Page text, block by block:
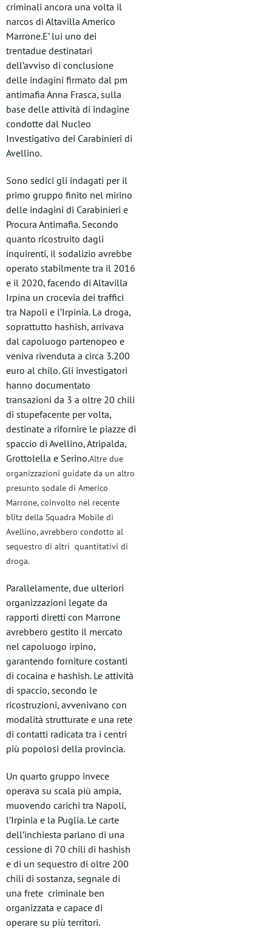
criminali ancora una volta il
narcos di Altavilla Americo
Marrone.E’ lui uno dei
trentadue destinatari
dell’avviso di conclusione
delle indagini firmato dal pm
antimafia Anna Frasca, sulla
base delle attività di indagine
condotte dal Nucleo
Investigativo dei Carabinieri di
Avellino.
Sono sedici gli indagati per il
primo gruppo finito nel mirino
delle indagini di Carabinieri e
Procura Antimafia. Secondo
quanto ricostruito dagli
inquirenti, il sodalizio avrebbe
operato stabilmente tra il 2016
e il 2020, facendo di Altavilla
Irpina un crocevia dei traffici
tra Napoli e l’Irpinia. La droga,
soprattutto hashish, arrivava
dal capoluogo partenopeo e
veniva rivenduta a circa 3.200
euro al chilo. Gli investigatori
hanno documentato
transazioni da 3 a oltre 20 chili
di stupefacente per volta,
destinate a rifornire le piazze di
spaccio di Avellino, Atripalda,
Grottolella e Serino.Altre due
organizzazioni guidate da un altro
presunto sodale di Americo
Marrone, coinvolto nel recente
blitz della Squadra Mobile di
Avellino, avrebbero condotto al
sequestro di altri quantitativi di
droga.
Parallelamente, due ulteriori
organizzazioni legate da
rapporti diretti con Marrone
avrebbero gestito il mercato
nel capoluogo irpino,
garantendo forniture costanti
di cocaina e hashish. Le attività
di spaccio, secondo le
ricostruzioni, avvenivano con
modalità strutturate e una rete
di contatti radicata tra i centri
più popolosi della provincia.
Un quarto gruppo invece
operava su scala più ampia,
muovendo carichi tra Napoli,
l’Irpinia e la Puglia. Le carte
dell’inchiesta parlano di una
cessione di 70 chili di hashish
e di un sequestro di oltre 200
chili di sostanza, segnale di
una frete criminale ben
organizzata e capace di
operare su più territori.